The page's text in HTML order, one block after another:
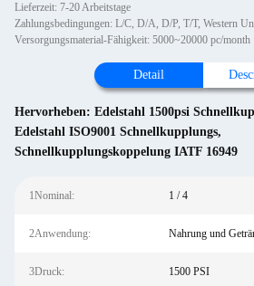
Lieferzeit: 7-20 Arbeitstage
Zahlungsbedingungen: L/C, D/A, D/P, T/T, Western
Versorgungsmaterial-Fähigkeit: 5000~20000 pc/month
Detail
Hervorheben: Edelstahl 1500psi
Edelstahl ISO9001 Schnellkupplungs,
Schnellkupplungskoppelung IATF 16949
1Nominal: 1 / 4
2Anwendung: Nahrung und
3Druck: 1500 PSI